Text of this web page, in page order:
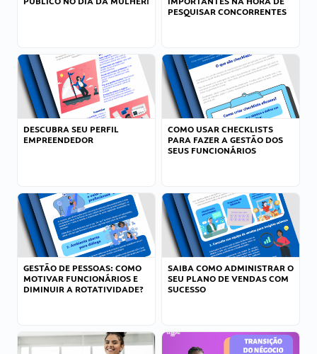
PESQUISAR CONCORRENTES
DESCUBRA SEU PERFIL
EMPREENDEDOR
COMO USAR CHECKLISTS
PARA FAZER A GESTÃO DOS
SEUS FUNCIONÁRIOS
GESTÃO DE PESSOAS: COMO
MOTIVAR FUNCIONÁRIOS E
DIMINUIR A ROTATIVIDADE?
SAIBA COMO ADMINISTRAR O
SEU PLANO DE VENDAS COM
SUCESSO